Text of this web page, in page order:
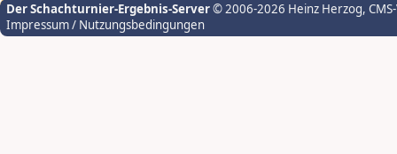
Der Schachturnier-Ergebnis-Server© 2006-2026 Heinz Herzog,
Impressum / Nutzungsbedingungen